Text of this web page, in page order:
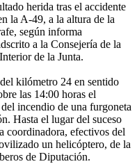
herida tras el accidente
la A-49, a la altura de la
según informa
a la Consejería de la
de la Junta.
kilómetro 24 en sentido
las 14:00 horas el
incendio de una furgoneta
Hasta el lugar del suceso
coordinadora, efectivos del
un helicóptero, de la
de Diputación.